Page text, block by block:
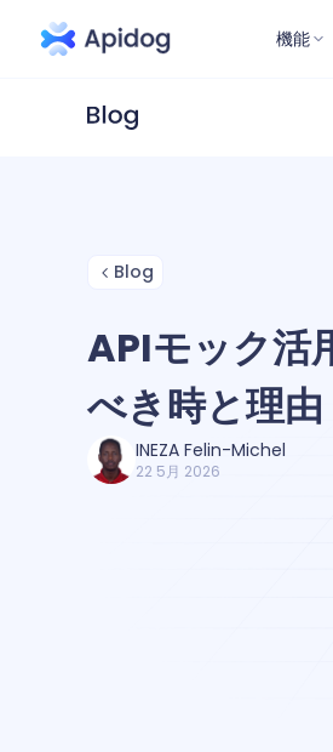
機能
Blog
APIモック活
べき時と理由
INEZA Felin-Michel
22 5月 2026